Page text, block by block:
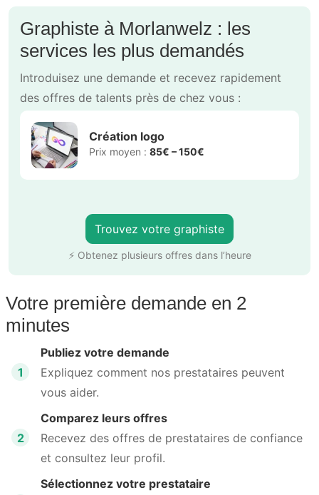
Graphiste à Morlanwelz : les
services les plus demandés
Introduisez une demande et recevez rapidement
des offres de talents près de chez vous :
Création logo
Prix moyen : 85€ – 150€
Trouvez votre graphiste
⚡ Obtenez plusieurs offres dans l’heure
Votre première demande en 2
minutes
1
Publiez votre demande
Expliquez comment nos prestataires peuvent
vous aider.
2
Comparez leurs offres
Recevez des offres de prestataires de confiance
et consultez leur profil.
Sélectionnez votre prestataire